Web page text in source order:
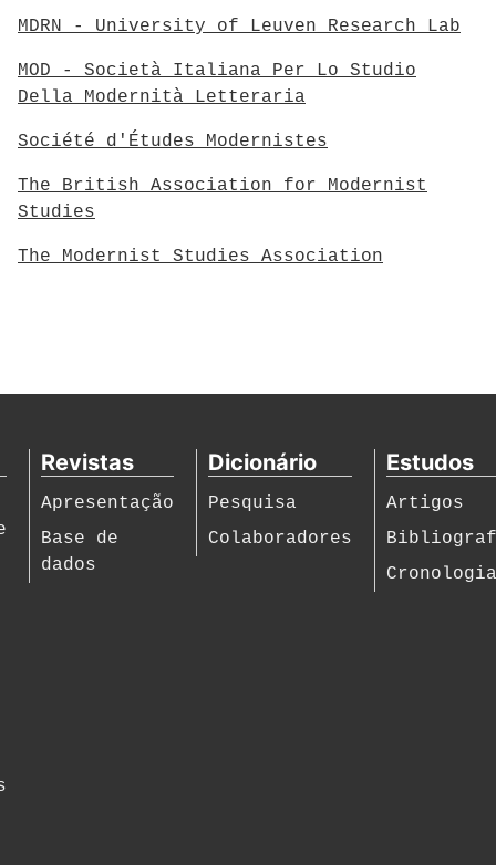
MDRN - University of Leuven Research Lab
MOD - Società Italiana Per Lo Studio
Della Modernità Letteraria
Société d'Études Modernistes
The British Association for Modernist
Studies
The Modernist Studies Association
Revistas
Apresentação
Base de
dados
Dicionário
Pesquisa
Colaboradores
Estudos
Artigos